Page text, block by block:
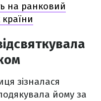
на ранковий
зізналася
йому за